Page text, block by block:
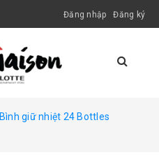
Đăng nhập Đăng ký
Bình giữ nhiệt 24 Bottles